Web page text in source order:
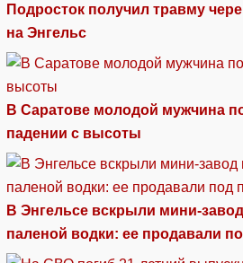
Подросток получил травму
на Энгельс
В Саратове молодой мужчина
падении с высоты
В Энгельсе вскрыли мини-
паленой водки: ее продавали